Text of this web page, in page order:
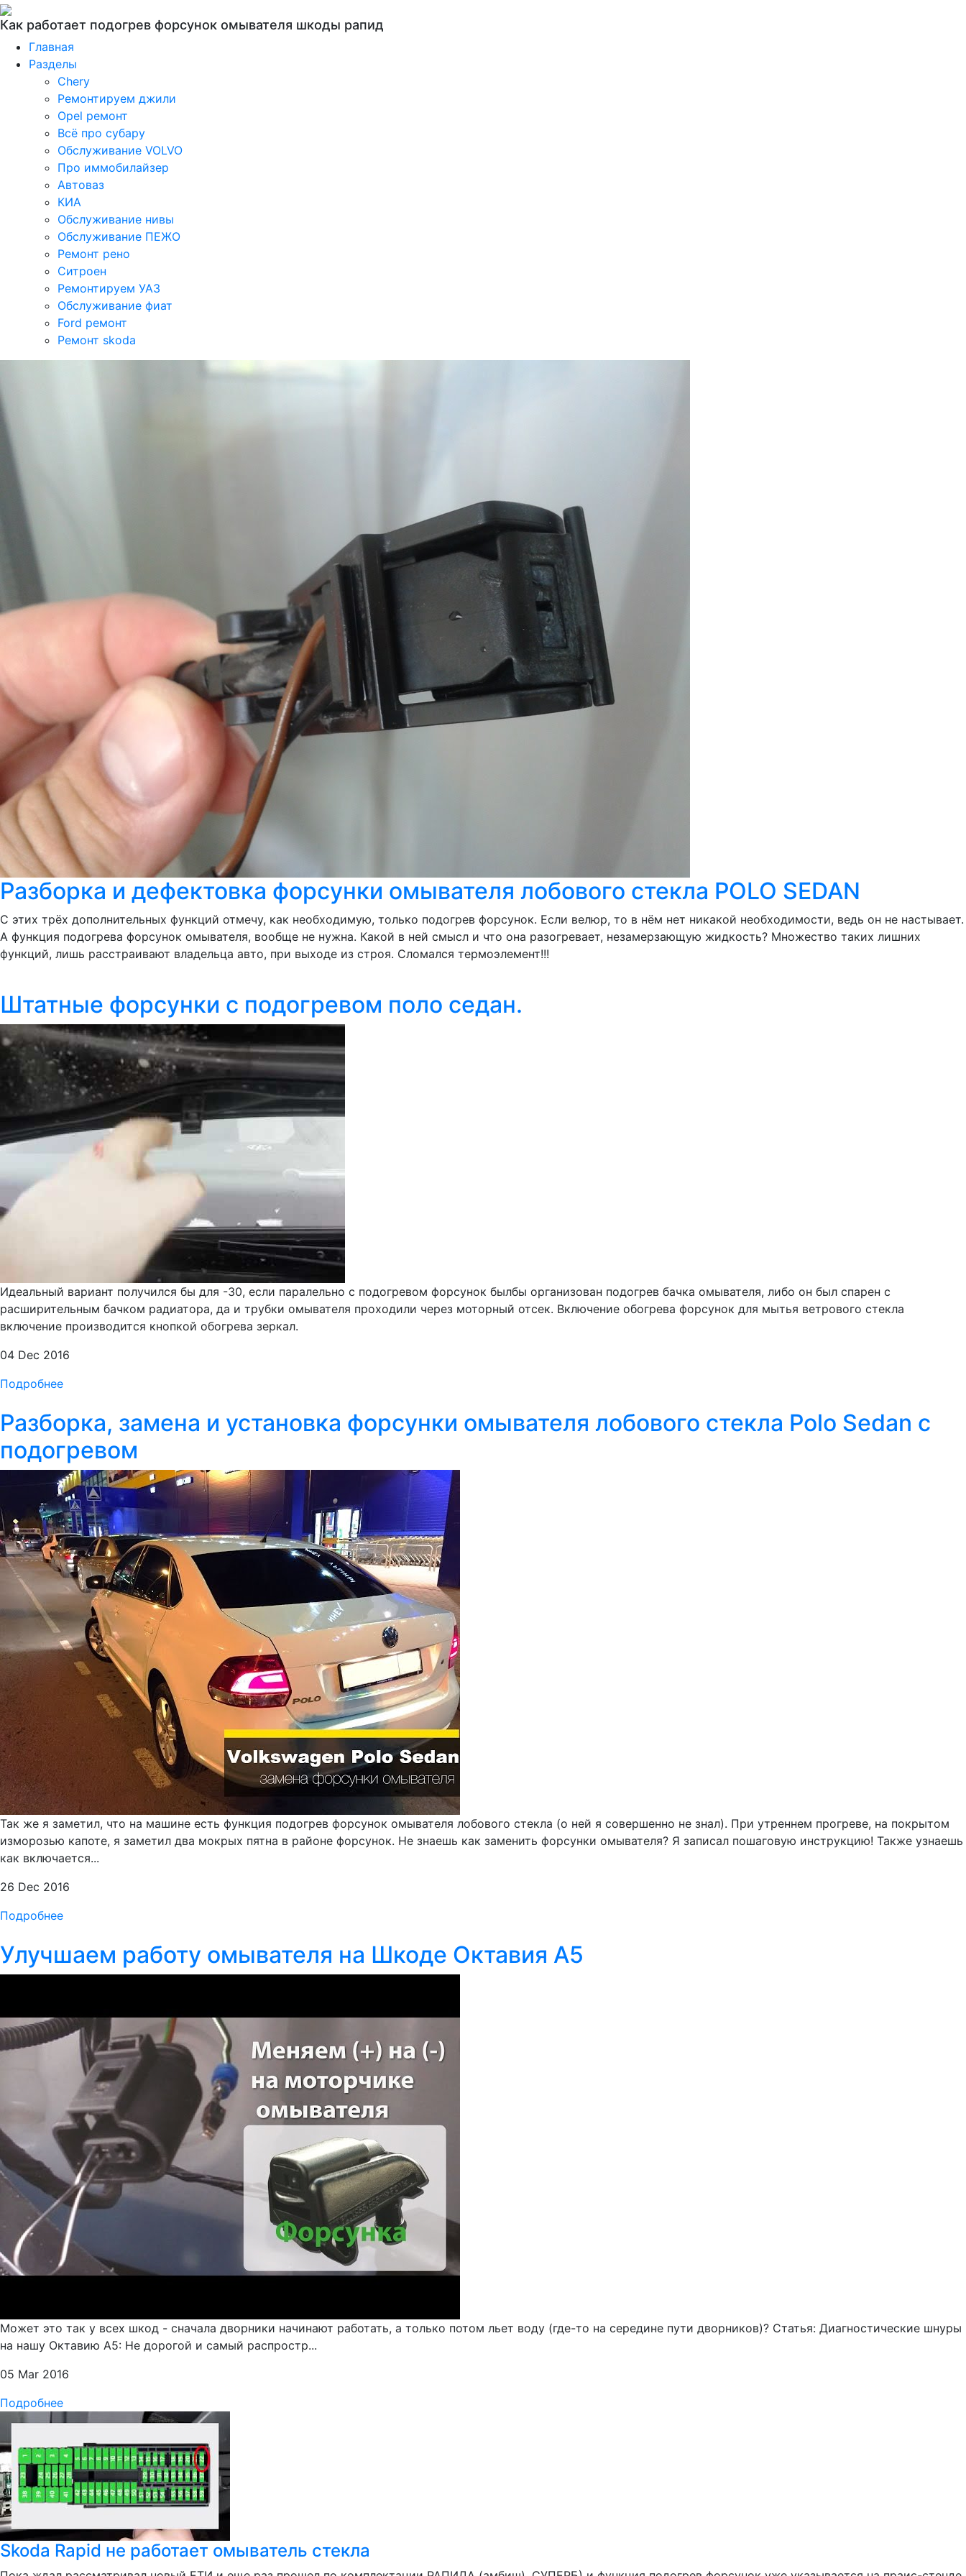
Как работает подогрев форсунок омывателя шкоды рапид
Главная
Разделы
Chery
Ремонтируем джили
Opel ремонт
Всё про субару
Обслуживание VOLVO
Про иммобилайзер
Автоваз
КИА
Обслуживание нивы
Обслуживание ПЕЖО
Ремонт рено
Ситроен
Ремонтируем УАЗ
Обслуживание фиат
Ford ремонт
Ремонт skoda
Разборка и дефектовка форсунки омывателя лобового стекла POLO SEDAN
С этих трёх дополнительных функций отмечу, как необходимую, только подогрев форсунок. Если велюр, то в нём нет никакой необходимости, ведь он не настывает.
А функция подогрева форсунок омывателя, вообще не нужна. Какой в ней смысл и что она разогревает, незамерзающую жидкость? Множество таких лишних
функций, лишь расстраивают владельца авто, при выходе из строя. Сломался термоэлемент!!!
Штатные форсунки с подогревом поло седан.
Идеальный вариант получился бы для -30, если паралельно с подогревом форсунок былбы организован подогрев бачка омывателя, либо он был спарен с
расширительным бачком радиатора, да и трубки омывателя проходили через моторный отсек. Включение обогрева форсунок для мытья ветрового стекла
включение производится кнопкой обогрева зеркал.
04 Dec 2016
Подробнее
Разборка, замена и установка форсунки омывателя лобового стекла Polo Sedan с
подогревом
Так же я заметил, что на машине есть функция подогрев форсунок омывателя лобового стекла (о ней я совершенно не знал). При утреннем прогреве, на покрытом
изморозью капоте, я заметил два мокрых пятна в районе форсунок. Не знаешь как заменить форсунки омывателя? Я записал пошаговую инструкцию! Также узнаешь
как включается...
26 Dec 2016
Подробнее
Улучшаем работу омывателя на Шкоде Октавия А5
Может это так у всех шкод - сначала дворники начинают работать, а только потом льет воду (где-то на середине пути дворников)? Статья: Диагностические шнуры
на нашу Октавию А5: Не дорогой и самый распростр...
05 Mar 2016
Подробнее
Skoda Rapid не работает омыватель стекла